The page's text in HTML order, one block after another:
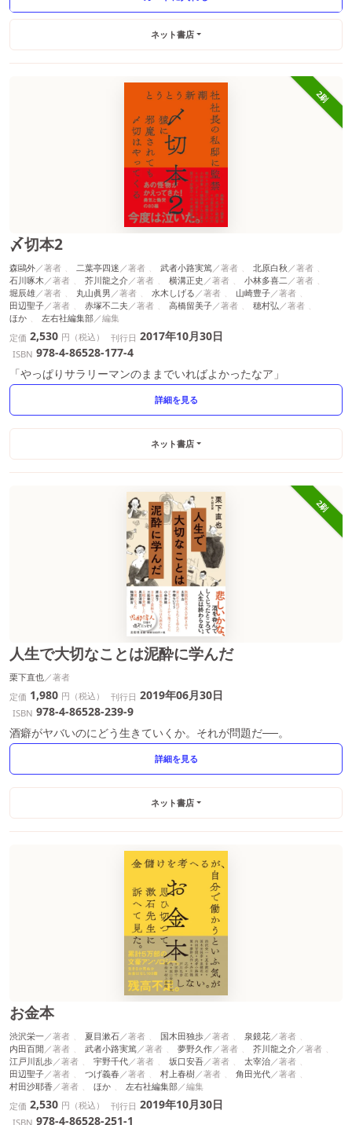
ネット書店
2刷
〆切本2
森鷗外 二葉亭四迷 武者小路実篤
北原白秋
石川啄木
芥川龍之介 横溝正史
小林多喜二
堀辰雄
丸山眞男 水木しげる
山崎豊子
田辺聖子
赤塚不二夫 高橋留美子
穂村弘
ほか
左右社編集部
定価 2,530 円（税込） 刊行日 2017年10月30日
ISBN 978-4-86528-177-4
「やっぱりサラリーマンのままでいればよかったなア」
詳細を見る
ネット書店
2刷
人生で大切なことは泥酔に学んだ
栗下直也
定価 1,980 円（税込） 刊行日 2019年06月30日
ISBN 978-4-86528-239-9
酒癖がヤバいのにどう生きていくか。それが問題だ──。
詳細を見る
ネット書店
お金本
渋沢栄一 夏目漱石 国木田独歩
泉鏡花
内田百閒
武者小路実篤 夢野久作
芥川龍之介
江戸川乱歩
宇野千代 坂口安吾
太宰治
田辺聖子
つげ義春 村上春樹
角田光代
村田沙耶香
ほか
左右社編集部
定価 2,530 円（税込） 刊行日 2019年10月30日
ISBN 978-4-86528-251-1